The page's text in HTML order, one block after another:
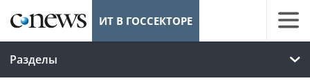
ИТ В ГОССЕКТОРЕ
Разделы